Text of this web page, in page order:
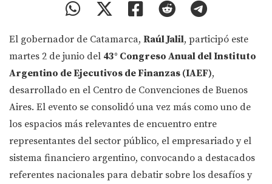
El gobernador de Catamarca, Raúl Jalil, participó este
martes 2 de junio del 43° Congreso Anual del Instituto
Argentino de Ejecutivos de Finanzas (IAEF),
desarrollado en el Centro de Convenciones de Buenos
Aires. El evento se consolidó una vez más como uno de
los espacios más relevantes de encuentro entre
representantes del sector público, el empresariado y el
sistema financiero argentino, convocando a destacados
referentes nacionales para debatir sobre los desafíos y